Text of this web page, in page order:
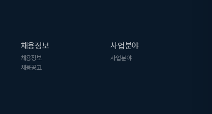
채용정보
채용정보
채용공고
사업분야
사업분야